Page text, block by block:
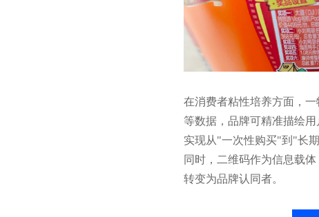
在消费者粘性培养方面，
等数据，品牌可精准描绘
实现从"一次性购买"到"长
同时，二维码作为信息载
转变为品牌认同者。